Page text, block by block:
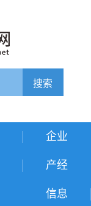
搜索
企业
产经
信息